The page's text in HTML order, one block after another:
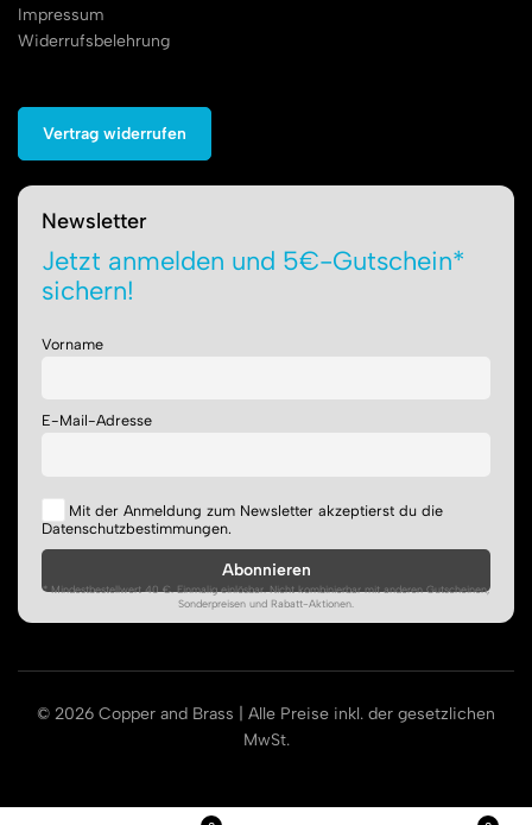
Impressum
Widerrufsbelehrung
Vertrag widerrufen
Newsletter
Jetzt anmelden und 5€-Gutschein*
sichern!
Vorname
E-Mail-Adresse
Mit der Anmeldung zum Newsletter akzeptierst du die
Datenschutzbestimmungen.
* Mindestbestellwert 40 €. Einmalig einlösbar. Nicht kombinierbar mit anderen Gutscheinen,
Sonderpreisen und Rabatt-Aktionen.
© 2026 Copper and Brass | Alle Preise inkl. der gesetzlichen
MwSt.